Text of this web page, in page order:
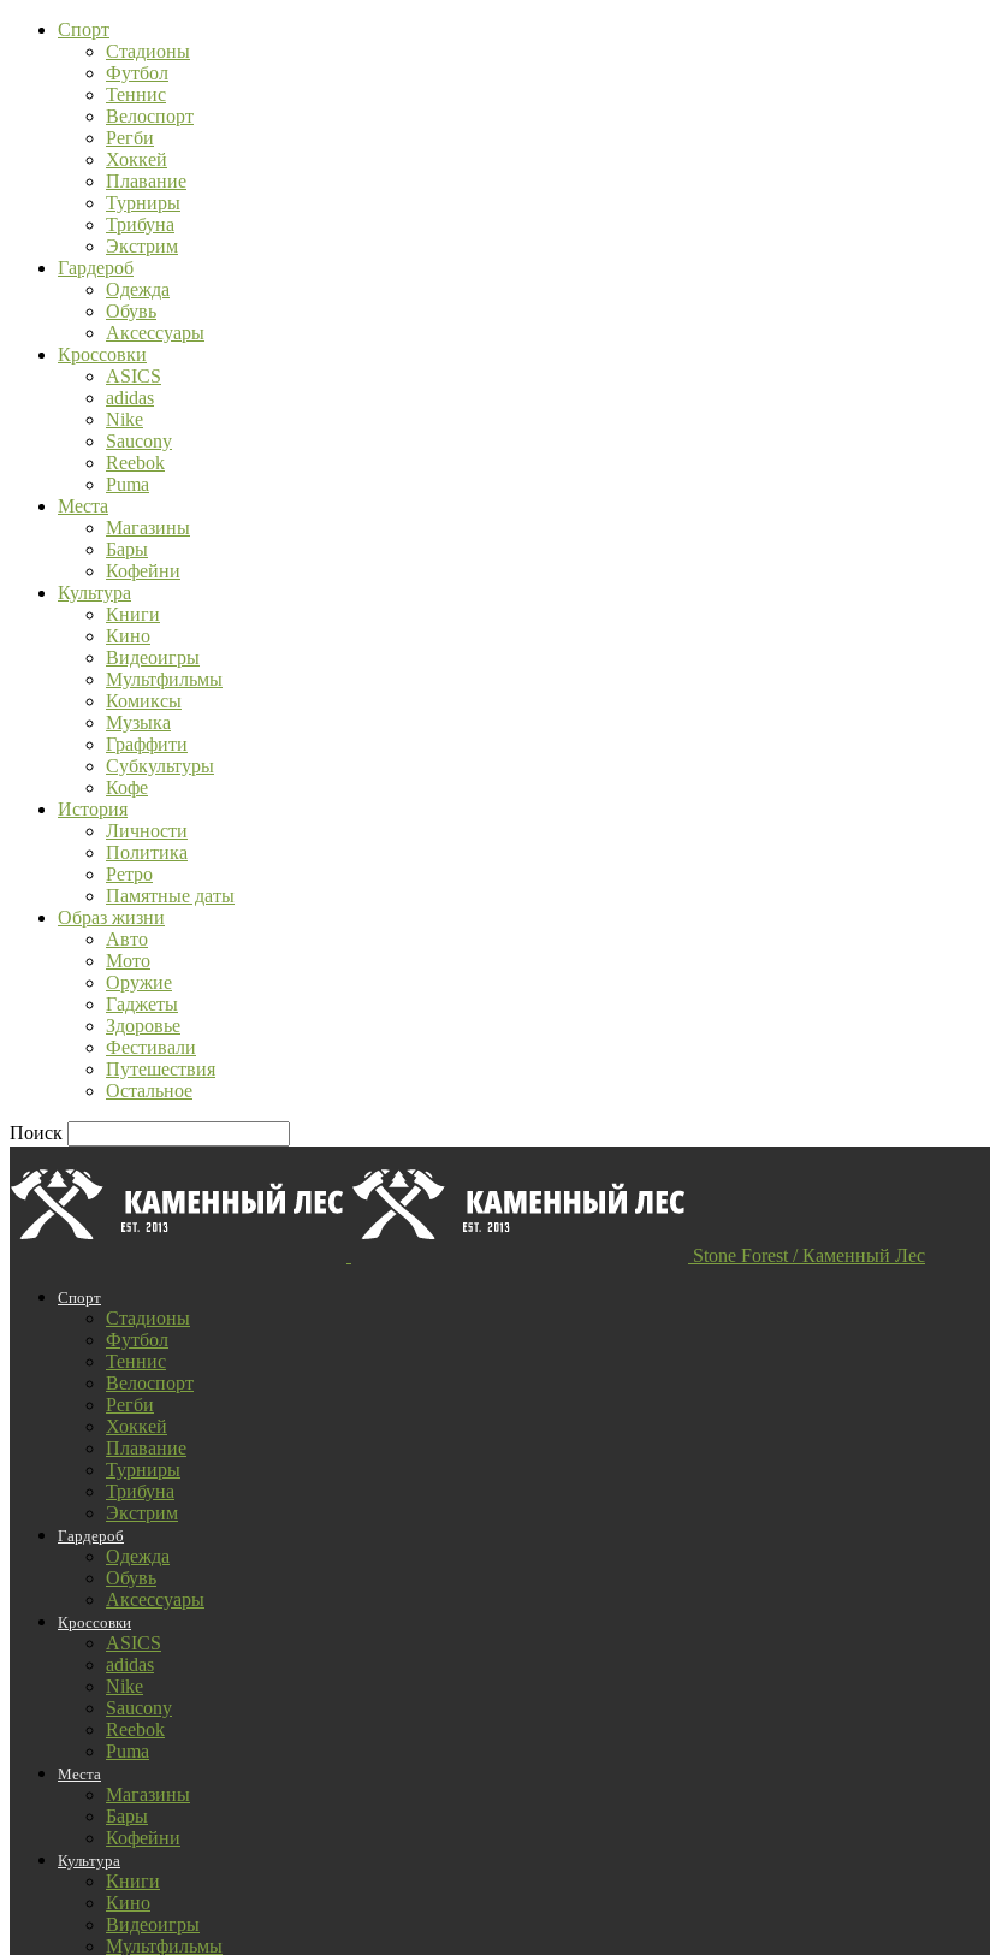
Спорт
Стадионы
Футбол
Теннис
Велоспорт
Регби
Хоккей
Плавание
Турниры
Трибуна
Экстрим
Гардероб
Одежда
Обувь
Аксессуары
Кроссовки
ASICS
adidas
Nike
Saucony
Reebok
Puma
Места
Магазины
Бары
Кофейни
Культура
Книги
Кино
Видеоигры
Мультфильмы
Комиксы
Музыка
Граффити
Субкультуры
Кофе
История
Личности
Политика
Ретро
Памятные даты
Образ жизни
Авто
Мото
Оружие
Гаджеты
Здоровье
Фестивали
Путешествия
Остальное
Поиск
Stone Forest / Каменный Лес
Спорт
Стадионы
Футбол
Теннис
Велоспорт
Регби
Хоккей
Плавание
Турниры
Трибуна
Экстрим
Гардероб
Одежда
Обувь
Аксессуары
Кроссовки
ASICS
adidas
Nike
Saucony
Reebok
Puma
Места
Магазины
Бары
Кофейни
Культура
Книги
Кино
Видеоигры
Мультфильмы